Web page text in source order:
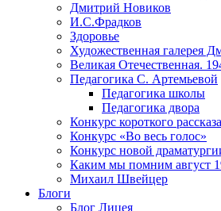
Дмитрий Новиков
И.С.Фрадков
Здоровье
Художественная галерея
Великая Отечественная.
Педагогика С. Артемьевой
Педагогика школы
Педагогика двора
Конкурс короткого
Конкурс «Во весь голос»
Конкурс новой
Каким мы помним август
Михаил Швейцер
Блоги
Блог Лицея